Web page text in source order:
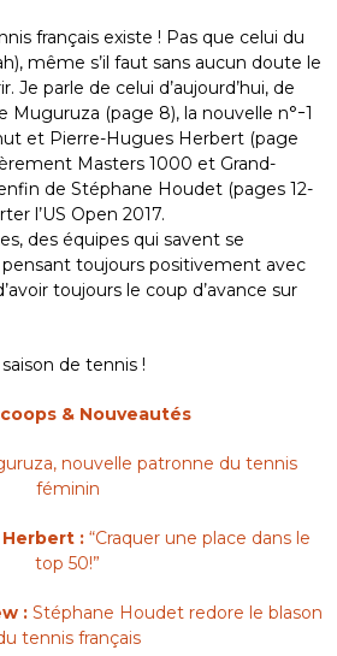
français existe ! Pas que celui du
même s’il faut sans aucun doute le
Je parle de celui d’aujourd’hui, de
Muguruza (page 8), la nouvelle n°ｰ1
et Pierre-Hugues Herbert (page
Masters 1000 et Grand-
de Stéphane Houdet (pages 12-
l’US Open 2017.
des équipes qui savent se
toujours positivement avec
toujours le coup d’avance sur
de tennis !
& Nouveautés
nouvelle patronne du tennis
féminin
: “Craquer une place dans le
top 50!”
: Stéphane Houdet redore le blason
tennis français